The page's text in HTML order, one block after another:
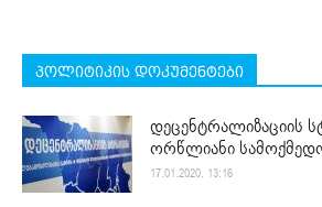
პოლიტიკის დოკუმენტები
დეცენტრალიზაციის
ორწლიანი
17.01.2020. 13:16